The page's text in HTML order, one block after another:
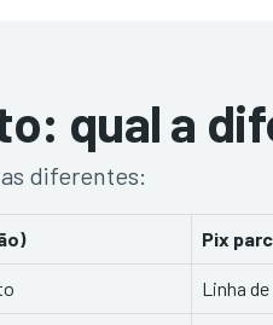
qual a
diferentes:
Pix
Linha